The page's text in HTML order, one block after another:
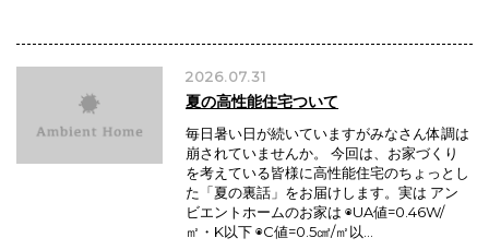
2026.07.31
夏の高性能住宅ついて
毎日暑い日が続いていますがみなさん体調は
崩されていませんか。 今回は、お家づくり
を考えている皆様に高性能住宅のちょっとし
た「夏の裏話」をお届けします。実は アン
ビエントホームのお家は ◉UA値=0.46W/
㎡・K以下 ◉C値=0.5㎠/㎡以…